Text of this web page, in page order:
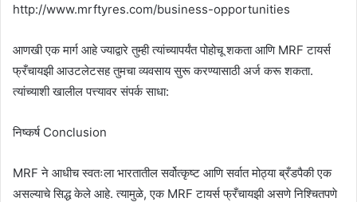
http://www.mrftyres.com/business-opportunities
आणखी एक मार्ग आहे ज्याद्वारे तुम्ही त्यांच्यापर्यंत पोहोचू शकता आणि MRF टायर्स
फ्रँचायझी आउटलेटसह तुमचा व्यवसाय सुरू करण्यासाठी अर्ज करू शकता.
त्यांच्याशी खालील पत्त्यावर संपर्क साधा:
निष्कर्ष Conclusion
MRF ने आधीच स्वतःला भारतातील सर्वोत्कृष्ट आणि सर्वात मोठ्या ब्रँडपैकी एक
असल्याचे सिद्ध केले आहे. त्यामुळे, एक MRF टायर्स फ्रँचायझी असणे निश्चितपणे